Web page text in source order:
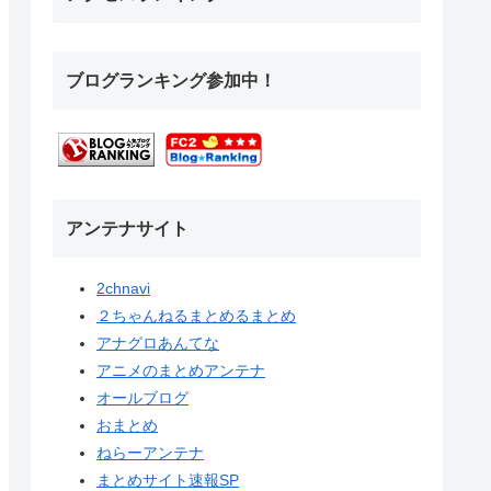
ブログランキング参加中！
アンテナサイト
2chnavi
２ちゃんねるまとめるまとめ
アナグロあんてな
アニメのまとめアンテナ
オールブログ
おまとめ
ねらーアンテナ
まとめサイト速報SP